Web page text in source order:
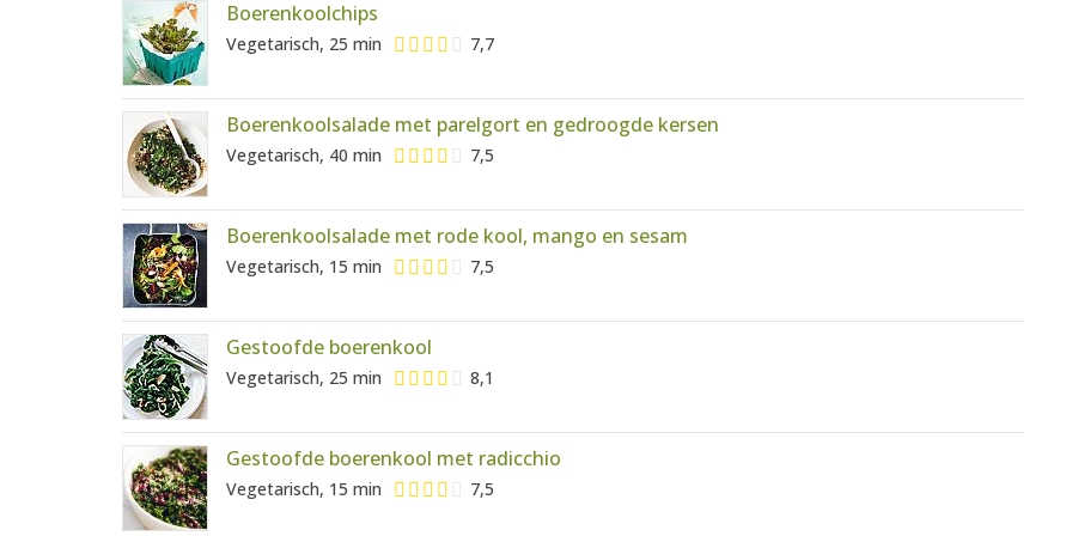
Boerenkoolchips
Vegetarisch, 25 min 7,7
Boerenkoolsalade met parelgort en gedroogde kersen
Vegetarisch, 40 min 7,5
Boerenkoolsalade met rode kool, mango en sesam
Vegetarisch, 15 min 7,5
Gestoofde boerenkool
Vegetarisch, 25 min 8,1
Gestoofde boerenkool met radicchio
Vegetarisch, 15 min 7,5